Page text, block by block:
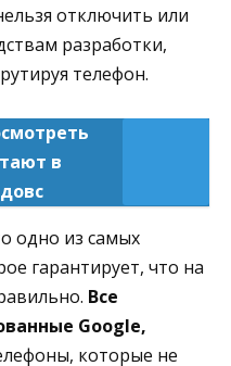
отключить или
разработки,
телефон.
в
одно из самых
гарантирует, что на
Все
Google,
которые не